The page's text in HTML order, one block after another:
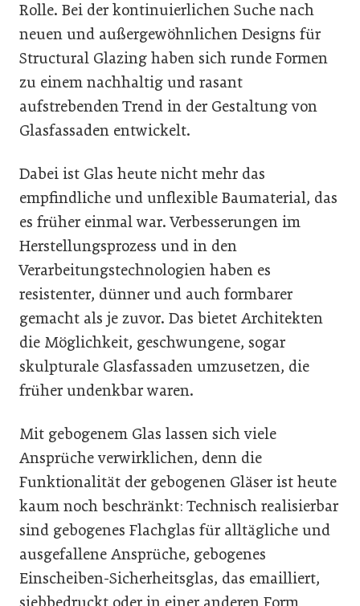
Rolle. Bei der kontinuierlichen Suche nach
neuen und außergewöhnlichen Designs für
Structural Glazing haben sich runde Formen
zu einem nachhaltig und rasant
aufstrebenden Trend in der Gestaltung von
Glasfassaden entwickelt.
Dabei ist Glas heute nicht mehr das
empfindliche und unflexible Baumaterial, das
es früher einmal war. Verbesserungen im
Herstellungsprozess und in den
Verarbeitungstechnologien haben es
resistenter, dünner und auch formbarer
gemacht als je zuvor. Das bietet Architekten
die Möglichkeit, geschwungene, sogar
skulpturale Glasfassaden umzusetzen, die
früher undenkbar waren.
Mit gebogenem Glas lassen sich viele
Ansprüche verwirklichen, denn die
Funktionalität der gebogenen Gläser ist heute
kaum noch beschränkt: Technisch realisierbar
sind gebogenes Flachglas für alltägliche und
ausgefallene Ansprüche, gebogenes
Einscheiben-Sicherheitsglas, das emailliert,